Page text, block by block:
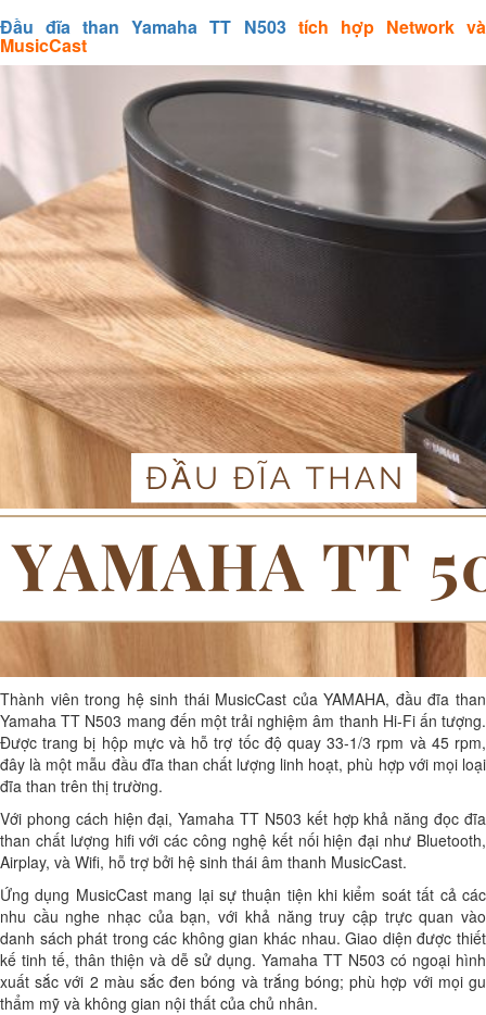
Đầu đĩa than Yamaha TT N503tích hợp Network và
MusicCast
Thành viên trong hệ sinh thái MusicCast của YAMAHA, đầu đĩa than
Yamaha TT N503 mang đến một trải nghiệm âm thanh Hi-Fi ấn tượng.
Được trang bị hộp mực và hỗ trợ tốc độ quay 33-1/3 rpm và 45 rpm,
đây là một mẫu đầu đĩa than chất lượng linh hoạt, phù hợp với mọi loại
đĩa than trên thị trường.
Với phong cách hiện đại, Yamaha TT N503 kết hợp khả năng đọc đĩa
than chất lượng hifi với các công nghệ kết nối hiện đại như Bluetooth,
Airplay, và Wifi, hỗ trợ bởi hệ sinh thái âm thanh MusicCast.
Ứng dụng MusicCast mang lại sự thuận tiện khi kiểm soát tất cả các
nhu cầu nghe nhạc của bạn, với khả năng truy cập trực quan vào
danh sách phát trong các không gian khác nhau. Giao diện được thiết
kế tinh tế, thân thiện và dễ sử dụng. Yamaha TT N503 có ngoại hình
xuất sắc với 2 màu sắc đen bóng và trắng bóng; phù hợp với mọi gu
thẩm mỹ và không gian nội thất của chủ nhân.